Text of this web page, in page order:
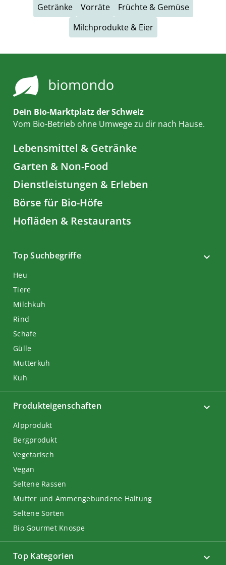
Getränke
Vorräte
Früchte & Gemüse
Milchprodukte & Eier
Dein Bio-Marktplatz der Schweiz
Vom Bio-Betrieb ohne Umwege zu dir nach Hause.
Lebensmittel & Getränke
Garten & Non-Food
Dienstleistungen & Erleben
Börse für Bio-Höfe
Hofläden & Restaurants
Top Suchbegriffe
Heu
Tiere
Milchkuh
Rind
Schafe
Gülle
Mutterkuh
Kuh
Top Kategorien
Produkteigenschaften
Alpprodukt
Bergprodukt
Vegetarisch
Vegan
Seltene Rassen
Mutter und Ammengebundene Haltung
Seltene Sorten
Bio Gourmet Knospe